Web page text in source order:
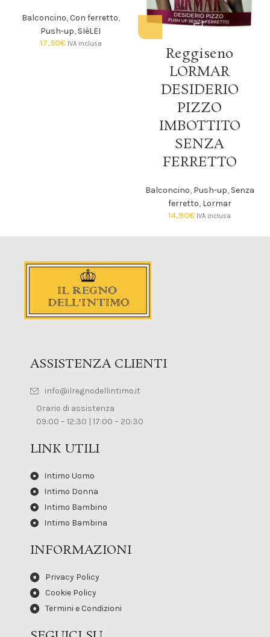
Balconcino,Con ferretto,
Push-up, SIèLEI
17,50€ IVA inclusa
Reggiseno
LORMAR
DESIDERIO
PIZZO
IMBOTTITO
SENZA
FERRETTO
Balconcino, Push-up, Senza
ferretto, Lormar
14,90€ IVA inclusa
ASSISTENZA CLIENTI
info@ilregnodellintimo.it
Orario di assistenza
09:00 – 12:30 | 17:00 – 20:30
LINK UTILI
Intimo Uomo
Intimo Donna
Intimo Bambino
Intimo Bambina
INFORMAZIONI
Privacy Policy
Cookie Policy
Termini e Condizioni